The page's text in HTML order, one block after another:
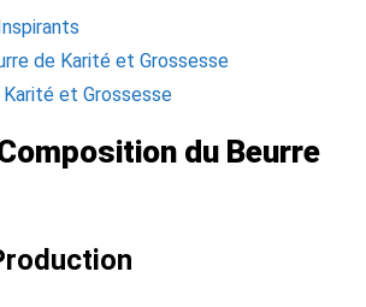
de Karité et Grossesse
Karité et Grossesse
du Beurre